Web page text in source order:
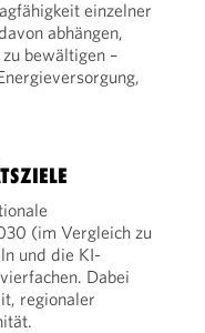
einzelner
abhängen,
bewältigen –
(im Vergleich zu
und die KI-
Dabei
regionaler